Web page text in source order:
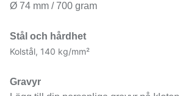
Ø 74 mm / 700 gram
Stål och hårdhet
Kolstål, 140 kg/mm²
Gravyr